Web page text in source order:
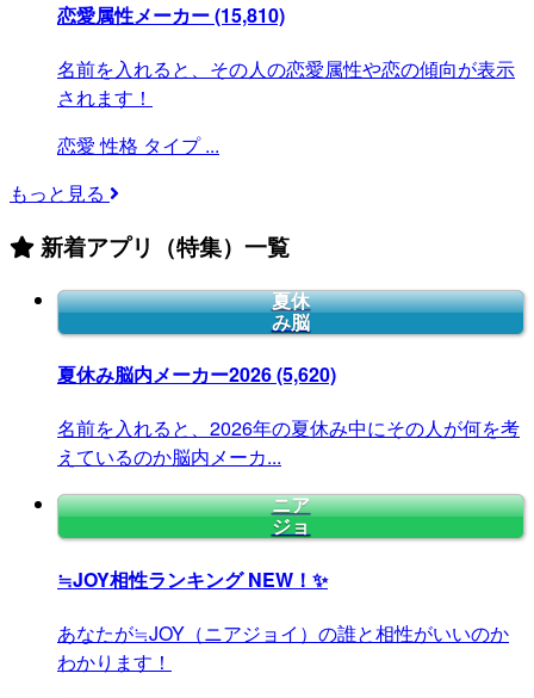
恋愛属性メーカー(15,810)
名前を入れると、その人の恋愛属性や恋の傾向が表示
されます！
恋愛 性格 タイプ ...
もっと見る
新着アプリ（特集）一覧
夏休
み脳
夏休み脳内メーカー2026(5,620)
名前を入れると、2026年の夏休み中にその人が何を考
えているのか脳内メーカ...
ニア
ジョ
≒JOY相性ランキングNEW！✨
あなたが≒JOY（ニアジョイ）の誰と相性がいいのか
わかります！